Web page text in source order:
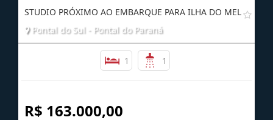
STUDIO PRÓXIMO AO EMBARQUE PARA ILHA DO MEL
Pontal do Sul - Pontal do Paraná
1 1
R$ 163.000,00